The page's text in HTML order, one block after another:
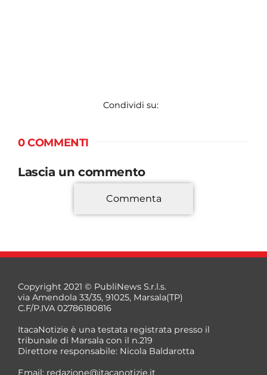
Condividi su:
0 COMMENTI
Lascia un commento
*
Commenta
Copyright 2021 © PubliNews S.r.l.s.
via Amendola 33/35, 91025, Marsala(TP)
C.F/P.IVA 02786180816
ItacaNotizie è una testata registrata presso il
tribunale di Marsala con il n.219
Direttore responsabile: Nicola Baldarotta
Email: redazione@itacanotizie.it